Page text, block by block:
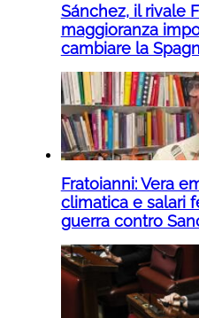
Sánchez, il rivale
maggioranza
cambiare la
Fratoianni: Vera
climatica e salari
guerra contro